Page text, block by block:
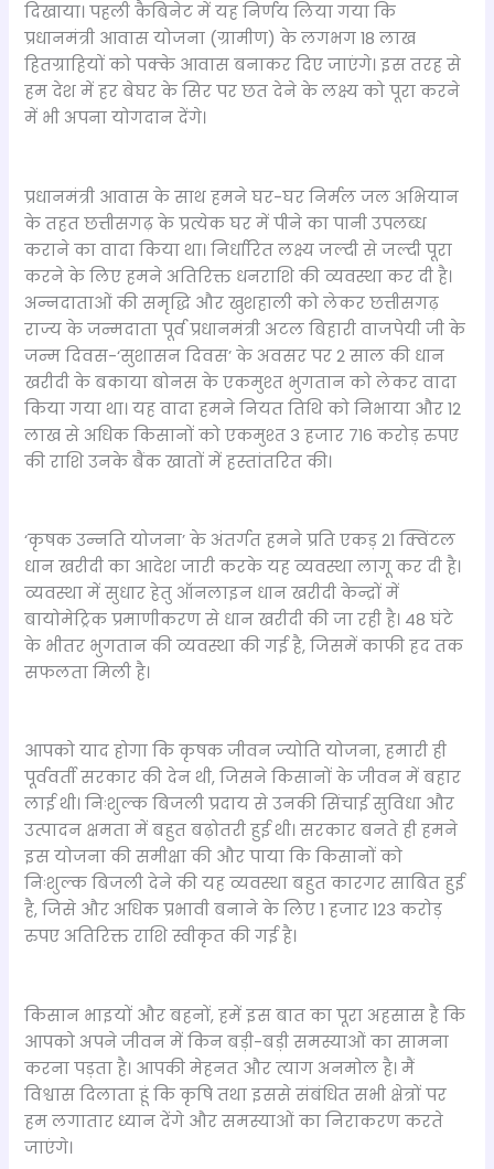
दिखाया। पहली कैबिनेट में यह निर्णय लिया गया कि
प्रधानमंत्री आवास योजना (ग्रामीण) के लगभग 18 लाख
हितग्राहियों को पक्के आवास बनाकर दिए जाएंगे। इस तरह से
हम देश में हर बेघर के सिर पर छत देने के लक्ष्य को पूरा करने
में भी अपना योगदान देंगे।
प्रधानमंत्री आवास के साथ हमने घर-घर निर्मल जल अभियान
के तहत छत्तीसगढ़ के प्रत्येक घर में पीने का पानी उपलब्ध
कराने का वादा किया था। निर्धारित लक्ष्य जल्दी से जल्दी पूरा
करने के लिए हमने अतिरिक्त धनराशि की व्यवस्था कर दी है।
अन्नदाताओं की समृद्धि और खुशहाली को लेकर छत्तीसगढ़
राज्य के जन्मदाता पूर्व प्रधानमंत्री अटल बिहारी वाजपेयी जी के
जन्म दिवस-‘सुशासन दिवस’ के अवसर पर 2 साल की धान
खरीदी के बकाया बोनस के एकमुश्त भुगतान को लेकर वादा
किया गया था। यह वादा हमने नियत तिथि को निभाया और 12
लाख से अधिक किसानों को एकमुश्त 3 हजार 716 करोड़ रुपए
की राशि उनके बैंक खातों में हस्तांतरित की।
‘कृषक उन्नति योजना’ के अंतर्गत हमने प्रति एकड़ 21 क्विंटल
धान खरीदी का आदेश जारी करके यह व्यवस्था लागू कर दी है।
व्यवस्था में सुधार हेतु ऑनलाइन धान खरीदी केन्द्रों में
बायोमेट्रिक प्रमाणीकरण से धान खरीदी की जा रही है। 48 घंटे
के भीतर भुगतान की व्यवस्था की गई है, जिसमें काफी हद तक
सफलता मिली है।
आपको याद होगा कि कृषक जीवन ज्योति योजना, हमारी ही
पूर्ववर्ती सरकार की देन थी, जिसने किसानों के जीवन में बहार
लाई थी। निःशुल्क बिजली प्रदाय से उनकी सिंचाई सुविधा और
उत्पादन क्षमता में बहुत बढ़ोतरी हुई थी। सरकार बनते ही हमने
इस योजना की समीक्षा की और पाया कि किसानों को
निःशुल्क बिजली देने की यह व्यवस्था बहुत कारगर साबित हुई
है, जिसे और अधिक प्रभावी बनाने के लिए 1 हजार 123 करोड़
रुपए अतिरिक्त राशि स्वीकृत की गई है।
किसान भाइयों और बहनों, हमें इस बात का पूरा अहसास है कि
आपको अपने जीवन में किन बड़ी-बड़ी समस्याओं का सामना
करना पड़ता है। आपकी मेहनत और त्याग अनमोल है। मैं
विश्वास दिलाता हूं कि कृषि तथा इससे संबंधित सभी क्षेत्रों पर
हम लगातार ध्यान देंगे और समस्याओं का निराकरण करते
जाएंगे।